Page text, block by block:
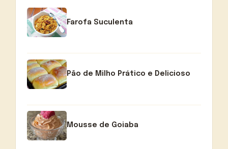
Farofa Suculenta
Pão de Milho Prático e Delicioso
Mousse de Goiaba